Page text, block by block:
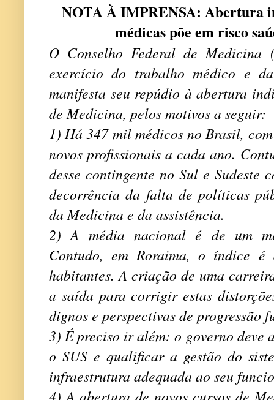
NOTA À IMPRENSA: Abertura
médicas põe em risco
O Conselho Federal de Medicina
exercício do trabalho médico e
manifesta seu repúdio à abertura
de Medicina, pelos motivos a seguir:
1) Há 347 mil médicos no Brasil,
novos profissionais a cada ano.
desse contingente no Sul e Sudeste
decorrência da falta de políticas
da Medicina e da assistência.
2) A média nacional é de um
Contudo, em Roraima, o índice
habitantes. A criação de uma
a saída para corrigir estas
dignos e perspectivas de progressão
3) É preciso ir além: o governo deve
o SUS e qualificar a gestão do
infraestrutura adequada ao seu
4) A abertura de novos cursos de